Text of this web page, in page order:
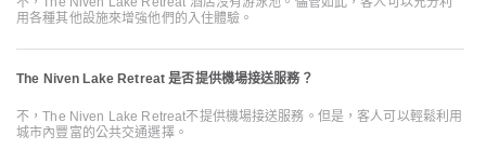
用各種其他設施來增強他們的入住體驗。
The Niven Lake Retreat 是否提供機場接送服務？
不，The Niven Lake Retreat不提供機場接送服務。但是，客人可以輕鬆利用
城市內豐富的公共交通選擇。